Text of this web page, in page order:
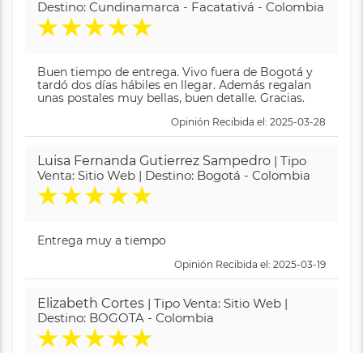
Destino: Cundinamarca - Facatativá - Colombia
★★★★★
Buen tiempo de entrega. Vivo fuera de Bogotá y
tardó dos días hábiles en llegar. Además regalan
unas postales muy bellas, buen detalle. Gracias.
Opinión Recibida el: 2025-03-28
Luisa Fernanda Gutierrez Sampedro | Tipo
Venta: Sitio Web | Destino: Bogotá - Colombia
★★★★★
Entrega muy a tiempo
Opinión Recibida el: 2025-03-19
Elizabeth Cortes | Tipo Venta: Sitio Web |
Destino: BOGOTA - Colombia
★★★★★